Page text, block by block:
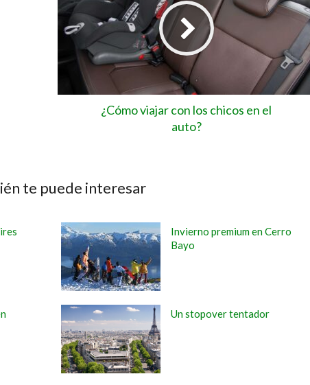
¿Cómo viajar con los chicos en el
auto?
te puede interesar
Invierno premium en Cerro
Bayo
Un stopover tentador